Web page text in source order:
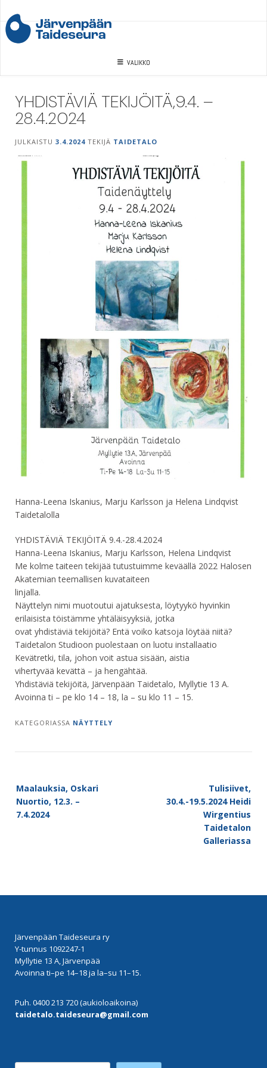
to
content
VALIKKO
YHDISTÄVIÄ TEKIJÖITÄ,9.4. –
28.4.2024
JULKAISTU 3.4.2024 TEKIJÄ TAIDETALO
Hanna-Leena Iskanius, Marju Karlsson ja Helena Lindqvist
Taidetalolla
YHDISTÄVIÄ TEKIJÖITÄ 9.4.-28.4.2024
Hanna-Leena Iskanius, Marju Karlsson, Helena Lindqvist
Me kolme taiteen tekijää tutustuimme keväällä 2022 Halosen
Akatemian teemallisen kuvataiteen
linjalla.
Näyttelyn nimi muotoutui ajatuksesta, löytyykö hyvinkin
erilaisista töistämme yhtäläisyyksiä, jotka
ovat yhdistäviä tekijöitä? Entä voiko katsoja löytää niitä?
Taidetalon Studioon puolestaan on luotu installaatio
Kevätretki, tila, johon voit astua sisään, aistia
vihertyvää kevättä – ja hengähtää.
Yhdistäviä tekijöitä, Järvenpään Taidetalo, Myllytie 13 A.
Avoinna ti – pe klo 14 – 18, la – su klo 11 – 15.
KATEGORIASSA NÄYTTELY
navigation
Maalauksia, Oskari
Nuortio, 12.3. –
7.4.2024
Tulisiivet,
30.4.-19.5.2024 Heidi
Wirgentius
Taidetalon
Galleriassa
Järvenpään Taideseura ry
Y-tunnus 1092247-1
Myllytie 13 A, Järvenpää
Avoinna ti–pe 14–18 ja la–su 11–15.
Puh. 0400 213 720 (aukioloaikoina)
taidetalo.taideseura@gmail.com